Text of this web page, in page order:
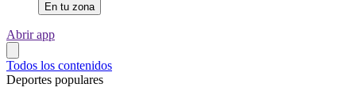
En tu zona
Abrir app
Todos los contenidos
Deportes populares